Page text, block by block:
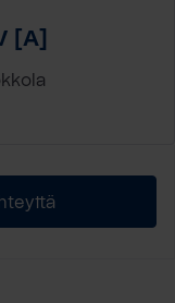
[A]